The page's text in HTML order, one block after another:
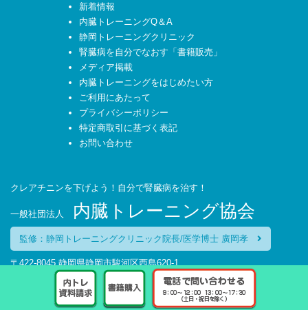
新着情報
内臓トレーニングQ＆A
静岡トレーニングクリニック
腎臓病を自分でなおす「書籍販売」
メディア掲載
内臓トレーニングをはじめたい方
ご利用にあたって
プライバシーポリシー
特定商取引に基づく表記
お問い合わせ
クレアチニンを下げよう！自分で腎臓病を治す！
一般社団法人 内臓トレーニング協会
監修：静岡トレーニングクリニック院長/医学博士 廣岡孝
〒422-8045 静岡県静岡市駿河区西島620-1
TEL：054-270-6627
受付時間:平日 9:00～12:00 13:00～17:30（土・日・祝日を除く）
© 2016 一般社団法人 内臓トレーニング協会 ALL RIGHTS RESERVED.